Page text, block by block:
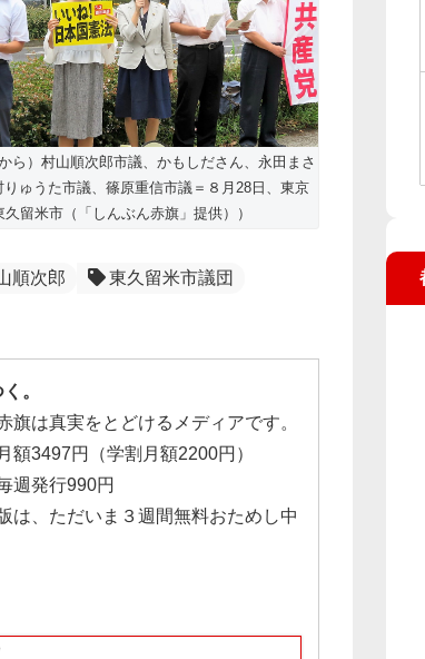
ら）村山順次郎市議、かもしださん、永田まさ
ゅうた市議、篠原重信市議＝８月28日、東京
久留米市（「しんぶん赤旗」提供））
順次郎
東久留米市議団
。
旗は真実をとどけるメディアです。
額3497円（学割月額2200円）
週発行990円
は、ただいま３週間無料おためし中